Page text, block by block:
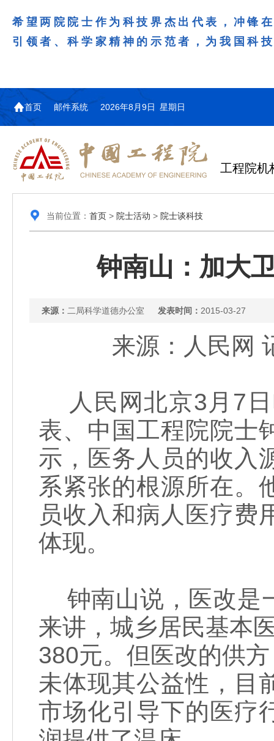
希望两院院士作为科技界杰出代表，冲锋
引领者、科学家精神的示范者，为我国科
首页 邮件系统 2026年8月9日 星期日
工程院机
当前位置： 首页> 院士活动 > 院士谈科技
钟南山：加大
来源： 二局科学道德办公室 发表时间： 2015-03-27
来源：人民网
人民网北京3月7日
表、中国工程院院士
示，医务人员的收入
系紧张的根源所在。
员收入和病人医疗费
体现。
钟南山说，医改是
来讲，城乡居民基本
380元。但医改的供
未体现其公益性，目
市场化引导下的医疗